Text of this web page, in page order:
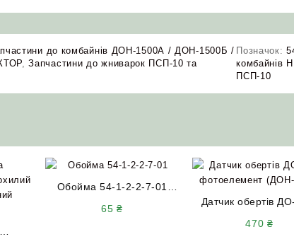
до комбайнів ДОН-1500А / ДОН-1500Б /
,Запчастини до жниварок ПСП-10 та
Позначок:
комбайнів
ПСП-10
Обойма 54-1-2-2-7-01
бітера проставки СК-5М
65₴
Датчик обертів
470₴